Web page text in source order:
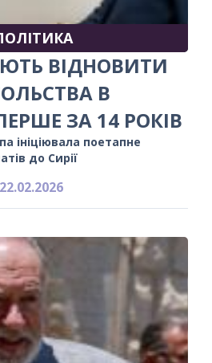
ВІДНОВИТИ
В
ЗА 14 РОКІВ
ініціювала поетапне
до Сирії
22.02.2026